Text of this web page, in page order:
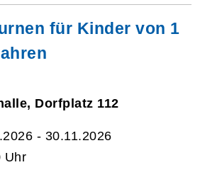
für Kinder von 1
Dorfplatz 112
- 30.11.2026
Uhr